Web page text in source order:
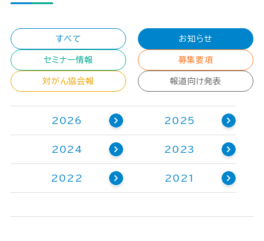
すべて お知らせ
セミナー情報 募集要項
対がん協会報 報道向け発表
2026 2025
2024 2023
2022 2021